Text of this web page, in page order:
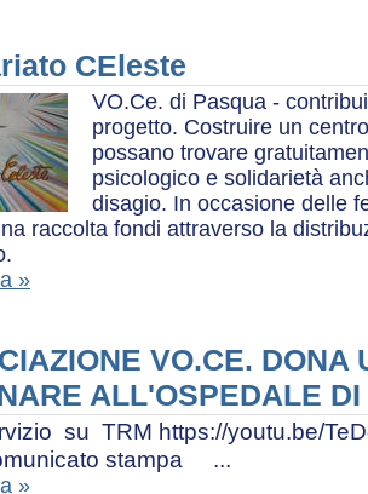
CEleste
VO.Ce. di Pasqua -
progetto. Costruire un
possano trovare
psicologico e solidarietà
disagio. In occasione delle
raccolta fondi attraverso la
»
VO.CE. DONA
ALL'OSPEDALE
su TRM https://youtu.be/
stampa ...
»